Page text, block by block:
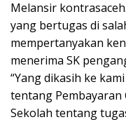
Melansir
yang bertugas di
mempertanyakan
menerima SK
“Yang dikasih ke
tentang Pembayaran
Sekolah tentang